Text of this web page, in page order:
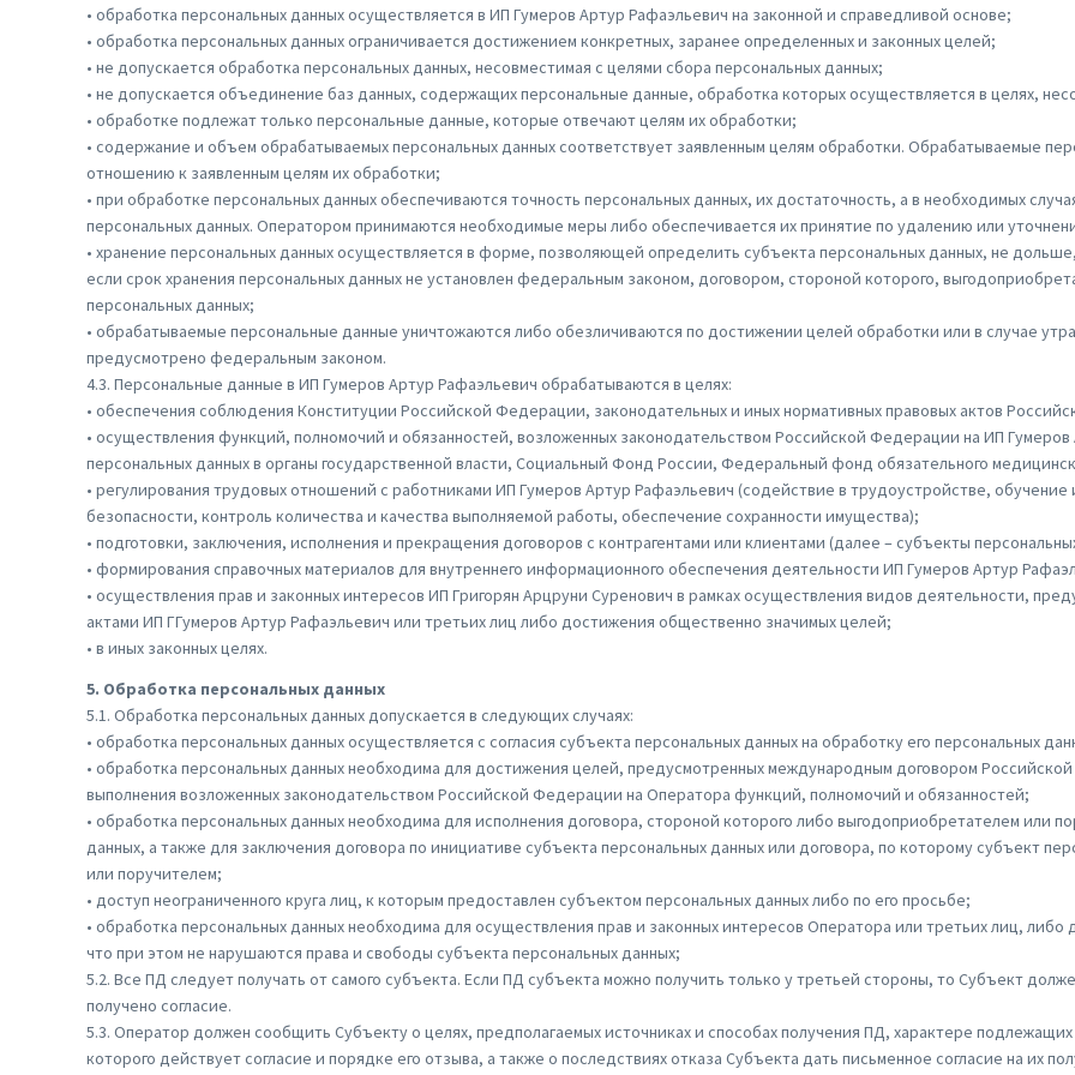
• обработка персональных данных осуществляется в ИП Гумеров Артур Рафаэльевич на законной и справедливой основе;
• обработка персональных данных ограничивается достижением конкретных, заранее определенных и законных целей;
• не допускается обработка персональных данных, несовместимая с целями сбора персональных данных;
• не допускается объединение баз данных, содержащих персональные данные, обработка которых осуществляется в целях,
• обработке подлежат только персональные данные, которые отвечают целям их обработки;
• содержание и объем обрабатываемых персональных данных соответствует заявленным целям обработки. Обрабатываемые
отношению к заявленным целям их обработки;
• при обработке персональных данных обеспечиваются точность персональных данных, их достаточность, а в необходимых
персональных данных. Оператором принимаются необходимые меры либо обеспечивается их принятие по удалению или
• хранение персональных данных осуществляется в форме, позволяющей определить субъекта персональных данных, не
если срок хранения персональных данных не установлен федеральным законом, договором, стороной которого,
персональных данных;
• обрабатываемые персональные данные уничтожаются либо обезличиваются по достижении целей обработки или в случае
предусмотрено федеральным законом.
4.3. Персональные данные в ИП Гумеров Артур Рафаэльевич обрабатываются в целях:
• обеспечения соблюдения Конституции Российской Федерации, законодательных и иных нормативных правовых актов
• осуществления функций, полномочий и обязанностей, возложенных законодательством Российской Федерации на ИП
персональных данных в органы государственной власти, Социальный Фонд России, Федеральный фонд обязательного
• регулирования трудовых отношений с работниками ИП Гумеров Артур Рафаэльевич (содействие в трудоустройстве,
безопасности, контроль количества и качества выполняемой работы, обеспечение сохранности имущества);
• подготовки, заключения, исполнения и прекращения договоров с контрагентами или клиентами (далее – субъекты
• формирования справочных материалов для внутреннего информационного обеспечения деятельности ИП Гумеров Артур
• осуществления прав и законных интересов ИП Григорян Арцруни Суренович в рамках осуществления видов деятельности,
актами ИП ГГумеров Артур Рафаэльевич или третьих лиц либо достижения общественно значимых целей;
• в иных законных целях.
5. Обработка персональных данных
5.1. Обработка персональных данных допускается в следующих случаях:
• обработка персональных данных осуществляется с согласия субъекта персональных данных на обработку его персональных
• обработка персональных данных необходима для достижения целей, предусмотренных международным договором
выполнения возложенных законодательством Российской Федерации на Оператора функций, полномочий и обязанностей;
• обработка персональных данных необходима для исполнения договора, стороной которого либо выгодоприобретателем или
данных, а также для заключения договора по инициативе субъекта персональных данных или договора, по которому субъект
или поручителем;
• доступ неограниченного круга лиц, к которым предоставлен субъектом персональных данных либо по его просьбе;
• обработка персональных данных необходима для осуществления прав и законных интересов Оператора или третьих лиц,
что при этом не нарушаются права и свободы субъекта персональных данных;
5.2. Все ПД следует получать от самого субъекта. Если ПД субъекта можно получить только у третьей стороны, то Субъект
получено согласие.
5.3. Оператор должен сообщить Субъекту о целях, предполагаемых источниках и способах получения ПД, характере
которого действует согласие и порядке его отзыва, а также о последствиях отказа Субъекта дать письменное согласие на их